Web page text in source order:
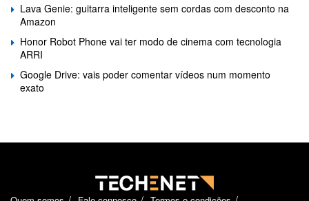
Lava Genie: guitarra inteligente sem cordas com desconto na
Amazon
Honor Robot Phone vai ter modo de cinema com tecnologia
ARRI
Google Drive: vais poder comentar vídeos num momento
exato